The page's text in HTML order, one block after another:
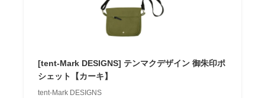
[tent-Mark DESIGNS] テンマクデザイン 御朱印ポ
シェット【カーキ】
tent-Mark DESIGNS